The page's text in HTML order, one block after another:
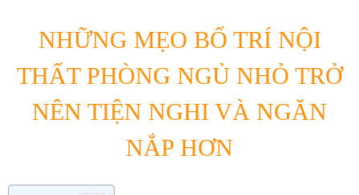
NHỮNG MẸO BỐ TRÍ NỘI
THẤT PHÒNG NGỦ NHỎ TRỞ
NÊN TIỆN NGHI VÀ NGĂN
NẮP HƠN